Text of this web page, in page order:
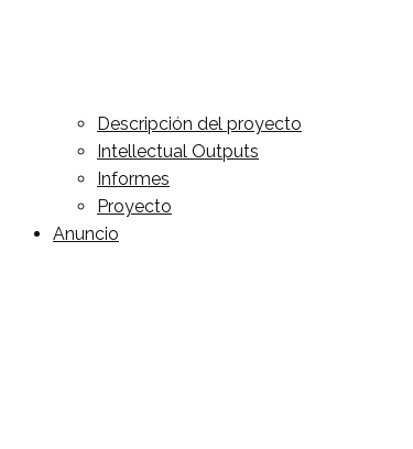
Descripción del proyecto
Intellectual Outputs
Informes
Proyecto
Anuncio